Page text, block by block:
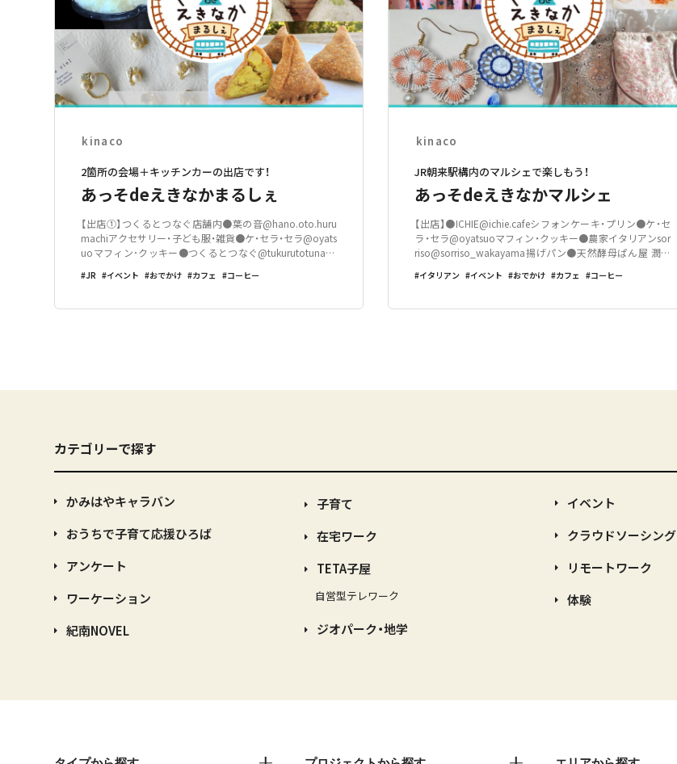
kinaco
2箇所の会場＋キッチンカーの出店です！
あっそdeえきなかまるしぇ
【出店①】つくるとつなぐ店舗内●葉の音@hano.oto.huru
machiアクセサリー・子ども服・雑貨●ケ・セラ・セラ@oyats
uoマフィン･クッキー●つくるとつなぐ@tukurutotunagu
屋 潤次郎@panya.junjiro天然酵母
JR イベント おでかけ カフェ コーヒー
kinaco
JR朝来駅構内のマルシェで楽しもう！
あっそdeえきなかマルシェ
【出店】●ICHIE@ichie.cafeシフォンケーキ・プリン●ケ・セ
ラ・セラ@oyatsuoマフィン・クッキー●農家イタリアンsor
riso@sorriso_wakayama揚げパン●天然酵母ぱん屋 潤次
ou_kazuお
イタリアン イベント おでかけ カフェ コーヒー
カテゴリーで探す
かみはやキャラバン
おうちで子育て応援ひろば
アンケート
ワーケーション
紀南NOVEL
子育て
在宅ワーク
TETA子屋
自営型テレワーク
ジオパーク・地学
イベント
クラウドソーシング
リモートワーク
体験